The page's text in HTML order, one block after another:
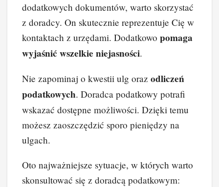
dodatkowych dokumentów, warto skorzystać
z doradcy. On skutecznie reprezentuje Cię w
kontaktach z urzędami. Dodatkowo pomaga
wyjaśnić wszelkie niejasności.
Nie zapominaj o kwestii ulg oraz odliczeń
podatkowych. Doradca podatkowy potrafi
wskazać dostępne możliwości. Dzięki temu
możesz zaoszczędzić sporo pieniędzy na
ulgach.
Oto najważniejsze sytuacje, w których warto
skonsultować się z doradcą podatkowym: